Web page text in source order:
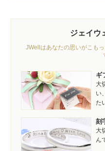
ジェイウ
JWellはあなたの思いがこも
ギ
大
い
た
刻
大
ん